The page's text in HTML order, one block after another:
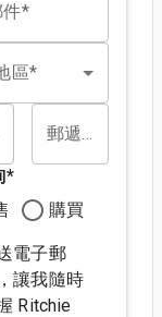
件*
區*
郵遞區號*
*
購買
電子郵
讓我隨時
Ritchie